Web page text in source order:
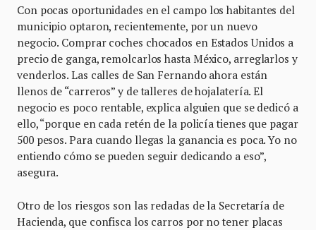
Con pocas oportunidades en el campo los habitantes del
municipio optaron, recientemente, por un nuevo
negocio. Comprar coches chocados en Estados Unidos a
precio de ganga, remolcarlos hasta México, arreglarlos y
venderlos. Las calles de San Fernando ahora están
llenos de “carreros” y de talleres de hojalatería. El
negocio es poco rentable, explica alguien que se dedicó a
ello, “porque en cada retén de la policía tienes que pagar
500 pesos. Para cuando llegas la ganancia es poca. Yo no
entiendo cómo se pueden seguir dedicando a eso”,
asegura.
Otro de los riesgos son las redadas de la Secretaría de
Hacienda, que confisca los carros por no tener placas